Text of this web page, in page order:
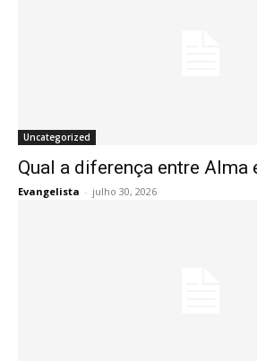
Uncategorized
Qual a diferença entre Alma
Evangelista - julho 30, 2026